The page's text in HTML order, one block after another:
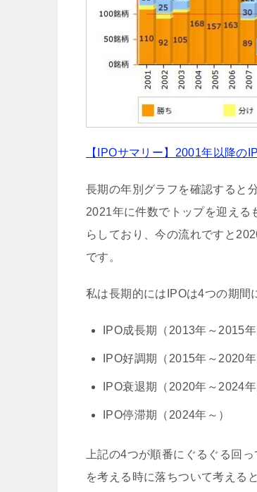
【IPOサマリー】2001年以降の
長期の年別グラフを確認すると
2021年に件数でトップを迎える
らしており、今の流れですと
です。
私は長期的にはIPOは4つの期間
IPO成長期（2013年～2015年
IPO好調期（2015年～2020年
IPO衰退期（2020年～2024年
IPO停滞期（2024年～）
上記の4つが順番にぐるぐる回
を考える時に落ちついて考える